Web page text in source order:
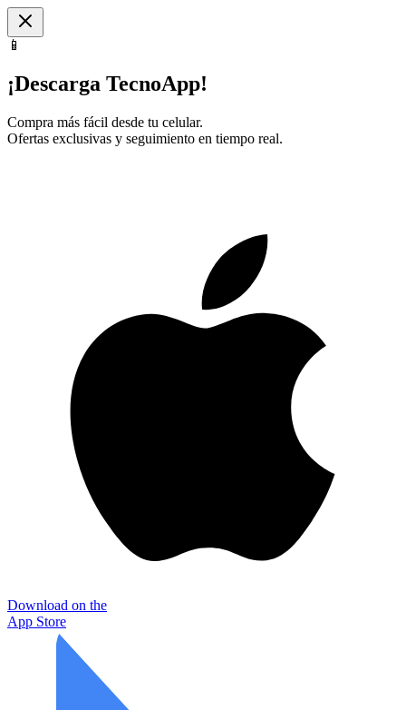
📱
¡Descarga TecnoApp!
Compra más fácil desde tu celular.
Ofertas exclusivas y seguimiento en tiempo real.
Download on the
App Store